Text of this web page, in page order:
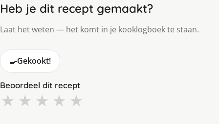
Heb je dit recept gemaakt?
Laat het weten — het komt in je kooklogboek te staan.
🍳Gekookt!
Beoordeel dit recept
★ ★ ★ ★ ★